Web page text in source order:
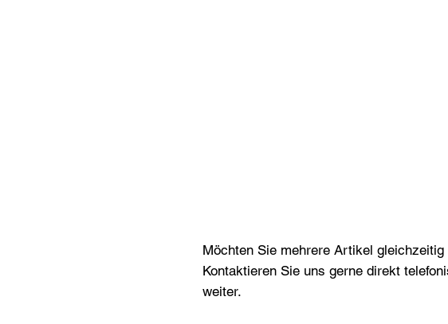
Möchten Sie mehrere Artikel
Kontaktieren Sie uns gerne direkt
weiter.